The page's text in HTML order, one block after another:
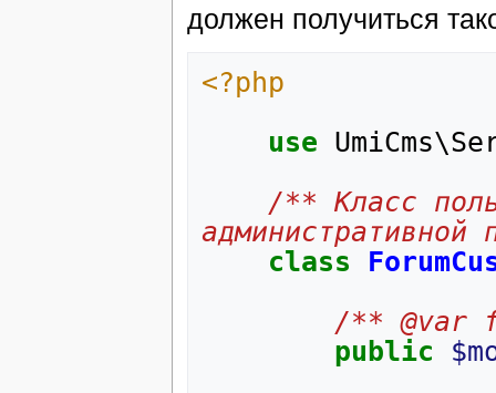
должен получиться
<?php
use
/** Класс
class
/** @var
public